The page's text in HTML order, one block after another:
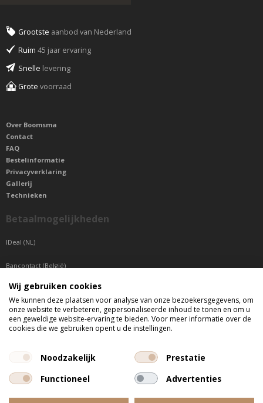
Grootste aanbod van Nederland
Ruim 45 jaar ervaring
Snelle levering
Grote voorraad
Over Boomsma
Contact
FAQ
Bestelinformatie
Privacyverklaring
Gallerij
Technieken
Betaalmogelijkheden
IDeal (NL)
Bancontact (België)
Sepa betaling (Overige landen)
Telefonisch bereikbaar
Wij gebruiken cookies
We kunnen deze plaatsen voor analyse van onze bezoekersgegevens, om
onze website te verbeteren, gepersonaliseerde inhoud te tonen en om u
een geweldige website-ervaring te bieden. Voor meer informatie over de
cookies die we gebruiken opent u de instellingen.
Noodzakelijk
Prestatie
Functioneel
Advertenties